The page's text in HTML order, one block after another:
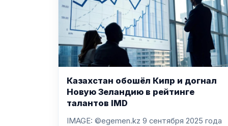
Казахстан обошёл Кипр и догнал
Новую Зеландию в рейтинге
талантов IMD
IMAGE: ©egemen.kz 9 сентября 2025 года